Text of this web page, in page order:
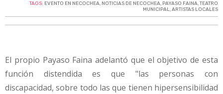
TAGS: EVENTO EN NECOCHEA, NOTICIAS DE NECOCHEA, PAYASO FAINA,TEATRO
MUNICIPAL,ARTISTAS LOCALES
El propio Payaso Faina adelantó que el objetivo de esta
función distendida es que "las personas con
discapacidad, sobre todo las que tienen hipersensibilidad